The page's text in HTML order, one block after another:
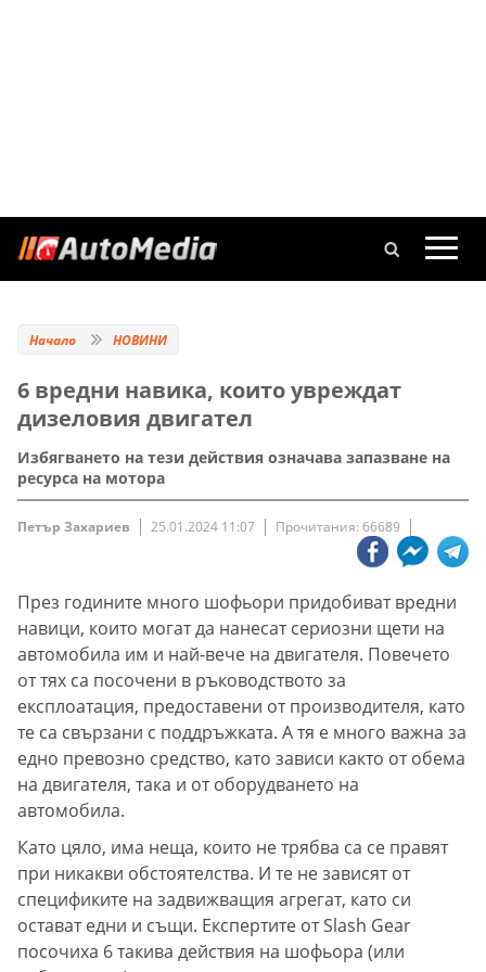
Начало НОВИНИ
6 вредни навика, които увреждат
дизеловия двигател
Избягването на тези действия означава запазване на
ресурса на мотора
Петър Захариев 25.01.2024 11:07 Прочитания: 66689
През годините много шофьори придобиват вредни
навици, които могат да нанесат сериозни щети на
автомобила им и най-вече на двигателя. Повечето
от тях са посочени в ръководството за
експлоатация, предоставени от производителя, като
те са свързани с поддръжката. А тя е много важна за
едно превозно средство, като зависи както от обема
на двигателя, така и от оборудването на
автомобила.
Като цяло, има неща, които не трябва са се правят
при никакви обстоятелства. И те не зависят от
спецификите на задвижващия агрегат, като си
остават едни и същи. Експертите от Slash Gear
посочиха 6 такива действия на шофьора (или